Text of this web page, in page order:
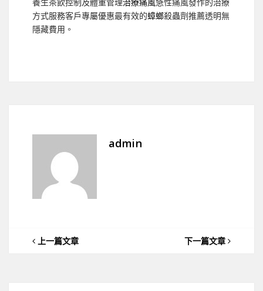
方式服務客戶專屬優惠最有效的蟑螂殺蟲劑推薦透明無
隱藏費用。
admin
上一篇文章 下一篇文章